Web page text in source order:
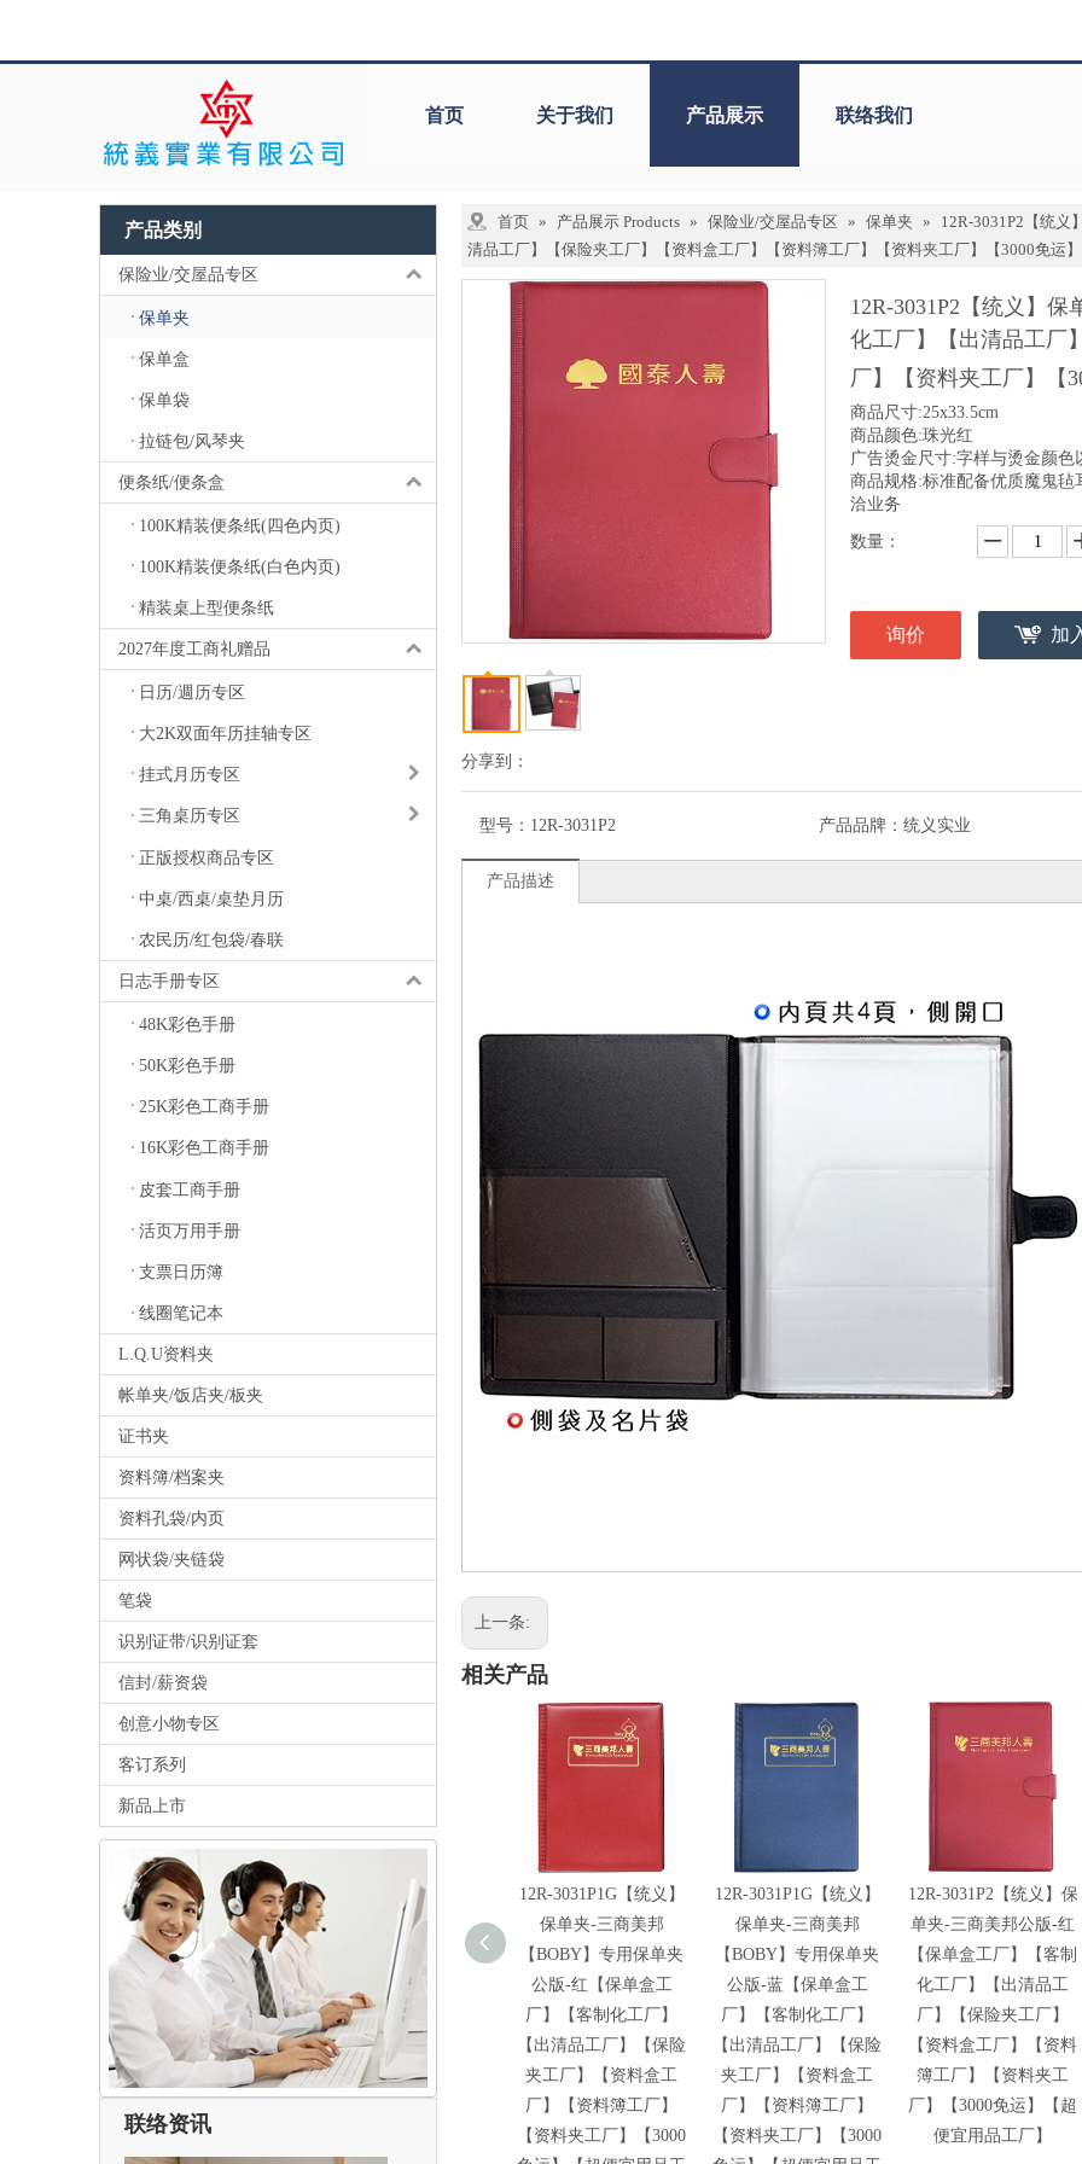
首页 关于我们 产品展示 联络我们
产品类别
保险业/交屋品专区
保单夹
保单盒
保单袋
拉链包/风琴夹
便条纸/便条盒
100K精装便条纸(四色内页)
100K精装便条纸(白色内页)
精装桌上型便条纸
2027年度工商礼赠品
日历/週历专区
大2K双面年历挂轴专区
挂式月历专区
三角桌历专区
正版授权商品专区
中桌/西桌/桌垫月历
农民历/红包袋/春联
日志手册专区
48K彩色手册
50K彩色手册
25K彩色工商手册
16K彩色工商手册
皮套工商手册
活页万用手册
支票日历簿
线圈笔记本
L.Q.U资料夹
帐单夹/饭店夹/板夹
证书夹
资料簿/档案夹
资料孔袋/内页
网状袋/夹链袋
笔袋
识别证带/识别证套
信封/薪资袋
创意小物专区
客订系列
新品上市
联络资讯
首页 » 产品展示 Products » 保险业/交屋品专区 » 保单夹 »
12R-3031P2【统义
清品工厂】【保险夹工厂】【资料盒工厂】【资料簿工厂】【资料夹工厂】【3000免运
分享到：
12R-3031P2【统义】
化工厂】【出清品工厂
厂】【资料夹工厂】【
商品尺寸:25x33.5cm
商品颜色:珠光红
广告烫金尺寸:字样与烫金颜
商品规格:标准配备优质魔鬼
洽业务
数量：
询价 加
型号： 12R-3031P2 产品品牌： 统义实业
产品描述
上一条:
相关产品
12R-3031P1G【统义】
保单夹-三商美邦
【BOBY】专用保单夹
公版-红【保单盒工
厂】【客制化工厂】
【出清品工厂】【保险
夹工厂】【资料盒工
厂】【资料簿工厂】
【资料夹工厂】【3000
12R-3031P1G【统义】
保单夹-三商美邦
【BOBY】专用保单夹
公版-蓝【保单盒工
厂】【客制化工厂】
【出清品工厂】【保险
夹工厂】【资料盒工
厂】【资料簿工厂】
【资料夹工厂】【3000
12R-3031P2【统义】保
单夹-三商美邦公版-红
【保单盒工厂】【客制
化工厂】【出清品工
厂】【保险夹工厂】
【资料盒工厂】【资料
簿工厂】【资料夹工
厂】【3000免运】【超
便宜用品工厂】